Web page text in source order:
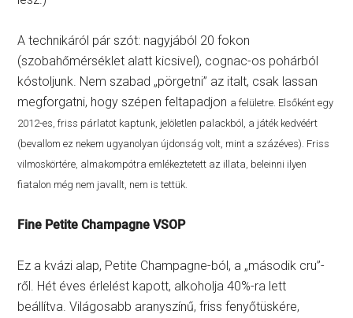
A technikáról pár szót: nagyjából 20 fokon
(szobahőmérséklet alatt kicsivel), cognac-os pohárból
kóstoljunk. Nem szabad „pörgetni” az italt, csak lassan
megforgatni, hogy szépen feltapadjon a felületre. Elsőként egy
2012-es, friss párlatot kaptunk, jelöletlen palackból, a játék kedvéért
(bevallom ez nekem ugyanolyan újdonság volt, mint a százéves). Friss
vilmoskörtére, almakompótra emlékeztetett az illata, beleinni ilyen
fiatalon még nem javallt, nem is tettük.
Fine Petite Champagne VSOP
Ez a kvázi alap, Petite Champagne-ból, a „második cru”-
ről. Hét éves érlelést kapott, alkoholja 40%-ra lett
beállítva. Világosabb aranyszínű, friss fenyőtüskére,